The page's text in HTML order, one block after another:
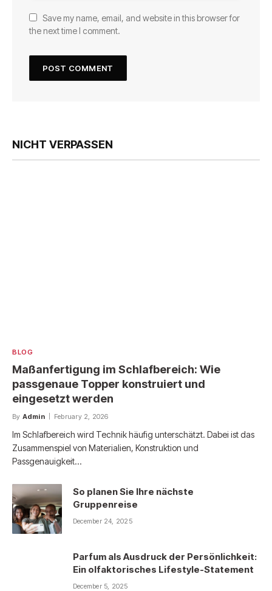
Save my name, email, and website in this browser for
the next time I comment.
NICHT VERPASSEN
BLOG
Maßanfertigung im Schlafbereich: Wie
passgenaue Topper konstruiert und
eingesetzt werden
By Admin February 2, 2026
Im Schlafbereich wird Technik häufig unterschätzt. Dabei ist das
Zusammenspiel von Materialien, Konstruktion und
Passgenauigkeit…
So planen Sie Ihre nächste
Gruppenreise
December 24, 2025
Parfum als Ausdruck der Persönlichkeit:
Ein olfaktorisches Lifestyle-Statement
December 5, 2025